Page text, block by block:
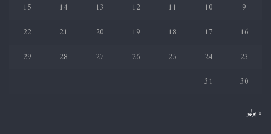
9
10
11
12
13
14
15
16
17
18
19
20
21
22
23
24
25
26
27
28
29
30
31
« يوليو